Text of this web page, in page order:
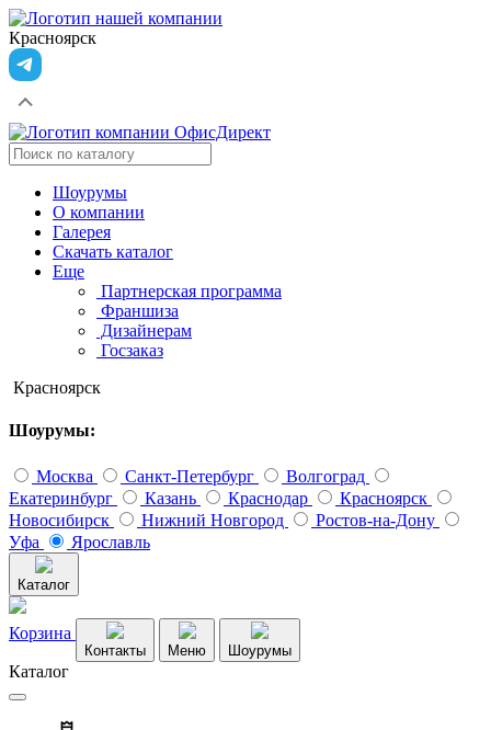
Красноярск
Шоурумы
О компании
Галерея
Скачать каталог
Еще
Партнерская программа
Франшиза
Дизайнерам
Госзаказ
Красноярск
Шоурумы:
Москва Санкт-Петербург
Волгоград
Екатеринбург
Казань Краснодар
Красноярск
Новосибирск
Нижний Новгород
Ростов-на-Дону
Уфа
Ярославль
Каталог
Корзина
Контакты Меню Шоурумы
Каталог